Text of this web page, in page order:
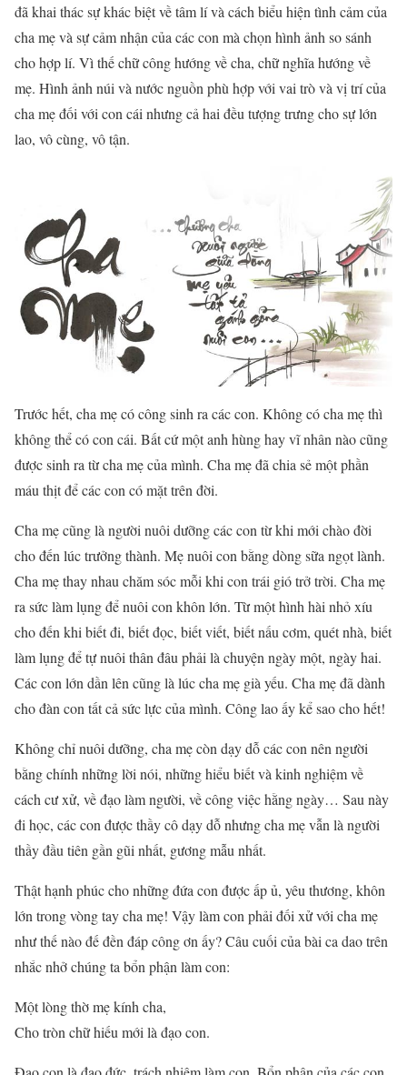
đã khai thác sự khác biệt về tâm lí và cách biểu hiện tình cảm của
cha mẹ và sự cảm nhận của các con mà chọn hình ảnh so sánh
cho hợp lí. Vì thế chữ công hướng về cha, chữ nghĩa hướng về
mẹ. Hình ảnh núi và nước nguồn phù hợp với vai trò và vị trí của
cha mẹ đối với con cái nhưng cả hai đều tượng trưng cho sự lớn
lao, vô cùng, vô tận.
Trước hết, cha mẹ có công sinh ra các con. Không có cha mẹ thì
không thể có con cái. Bất cứ một anh hùng hay vĩ nhân nào cũng
được sinh ra từ cha mẹ của mình. Cha mẹ đã chia sẻ một phần
máu thịt để các con có mặt trên đời.
Cha mẹ cũng là người nuôi dưỡng các con từ khi mới chào đời
cho đến lúc trưởng thành. Mẹ nuôi con bằng dòng sữa ngọt lành.
Cha mẹ thay nhau chăm sóc mỗi khi con trái gió trở trời. Cha mẹ
ra sức làm lụng để nuôi con khôn lớn. Từ một hình hài nhỏ xíu
cho đến khi biết đi, biết đọc, biết viết, biết nấu cơm, quét nhà, biết
làm lụng để tự nuôi thân đâu phải là chuyện ngày một, ngày hai.
Các con lớn dần lên cũng là lúc cha mẹ già yếu. Cha mẹ đã dành
cho đàn con tất cả sức lực của mình. Công lao ấy kể sao cho hết!
Không chỉ nuôi dưỡng, cha mẹ còn dạy dỗ các con nên người
bằng chính những lời nói, những hiểu biết và kinh nghiệm về
cách cư xử, về đạo làm người, về công việc hằng ngày… Sau này
đi học, các con được thầy cô dạy dỗ nhưng cha mẹ vẫn là người
thầy đầu tiên gần gũi nhất, gương mẫu nhất.
Thật hạnh phúc cho những đứa con được ấp ủ, yêu thương, khôn
lớn trong vòng tay cha mẹ! Vậy làm con phải đối xử với cha mẹ
như thế nào đế đền đáp công ơn ấy? Câu cuối của bài ca dao trên
nhắc nhở chúng ta bổn phận làm con:
Một lòng thờ mẹ kính cha,
Cho tròn chữ hiếu mới là đạo con.